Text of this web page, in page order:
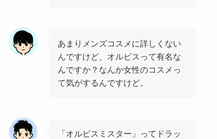
あまりメンズコスメに詳しくない
んですけど、オルビスって有名な
んですか？なんか女性のコスメっ
て気がするんですけど。
「オルビスミスター」ってドラッ